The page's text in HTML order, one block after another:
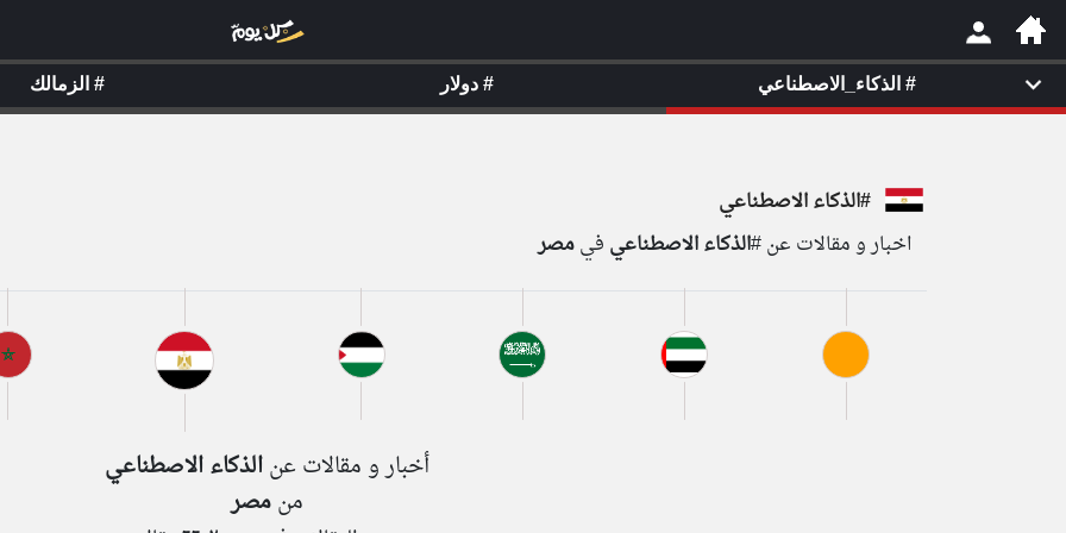
×
#الذكاء الاصطناعي
اخبار و مقالات عن #الذكاء الاصطناعي فيمصر
أخبار و مقالات عنالذكاء الاصطناعي
منمصر
# الذكاء_الاصطناعي # دولار # الزمالك